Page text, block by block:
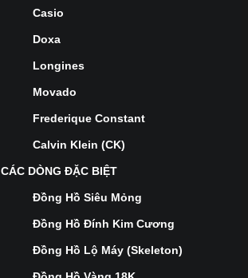
Casio
Doxa
Longines
Movado
Frederique Constant
Calvin Klein (CK)
CÁC DÒNG ĐẶC BIỆT
Đồng Hồ Siêu Mỏng
Đồng Hồ Đính Kim Cương
Đồng Hồ Lộ Máy (Skeleton)